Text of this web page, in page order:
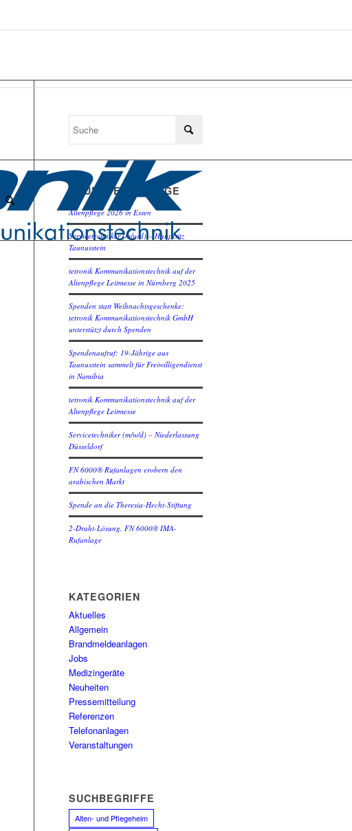
NEUESTE BEITRÄGE
Altenpflege 2026 in Essen
Servicetechniker (m/w/d) – Hauptsitz
Taunusstein
tetronik Kommunikationstechnik auf der
Altenpflege Leitmesse in Nürnberg 2025
Spenden statt Weihnachtsgeschenke:
tetronik Kommunikationstechnik GmbH
unterstützt durch Spenden
Spendenaufruf: 19-Jährige aus
Taunusstein sammelt für Freiwilligendienst
in Namibia
tetronik Kommunikationstechnik auf der
Altenpflege Leitmesse
Servicetechniker (m/w/d) – Niederlassung
Düsseldorf
FN 6000® Rufanlagen erobern den
arabischen Markt
Spende an die Theresia-Hecht-Stiftung
2-Draht-Lösung, FN 6000® IMA-
Rufanlage
KATEGORIEN
Aktuelles
Allgemein
Brandmeldeanlagen
Jobs
Medizingeräte
Neuheiten
Pressemitteilung
Referenzen
Telefonanlagen
Veranstaltungen
SUCHBEGRIFFE
Alten- und Pflegeheim